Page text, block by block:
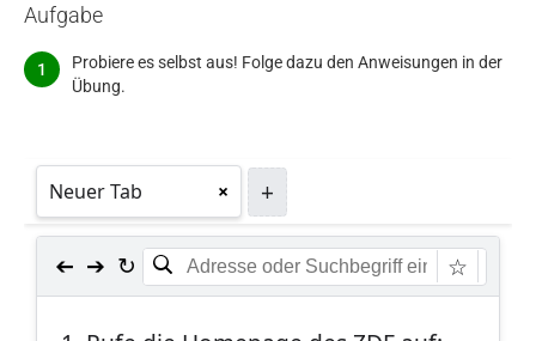
Aufgabe
Probiere es selbst aus! Folge dazu den Anweisungen in der
Übung.